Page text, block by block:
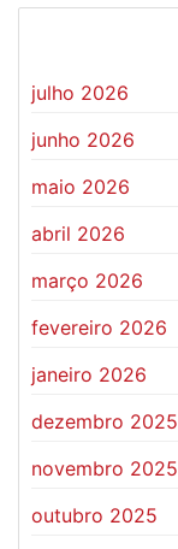
julho 2026
junho 2026
maio 2026
abril 2026
março 2026
fevereiro 2026
janeiro 2026
dezembro 2025
novembro 2025
outubro 2025